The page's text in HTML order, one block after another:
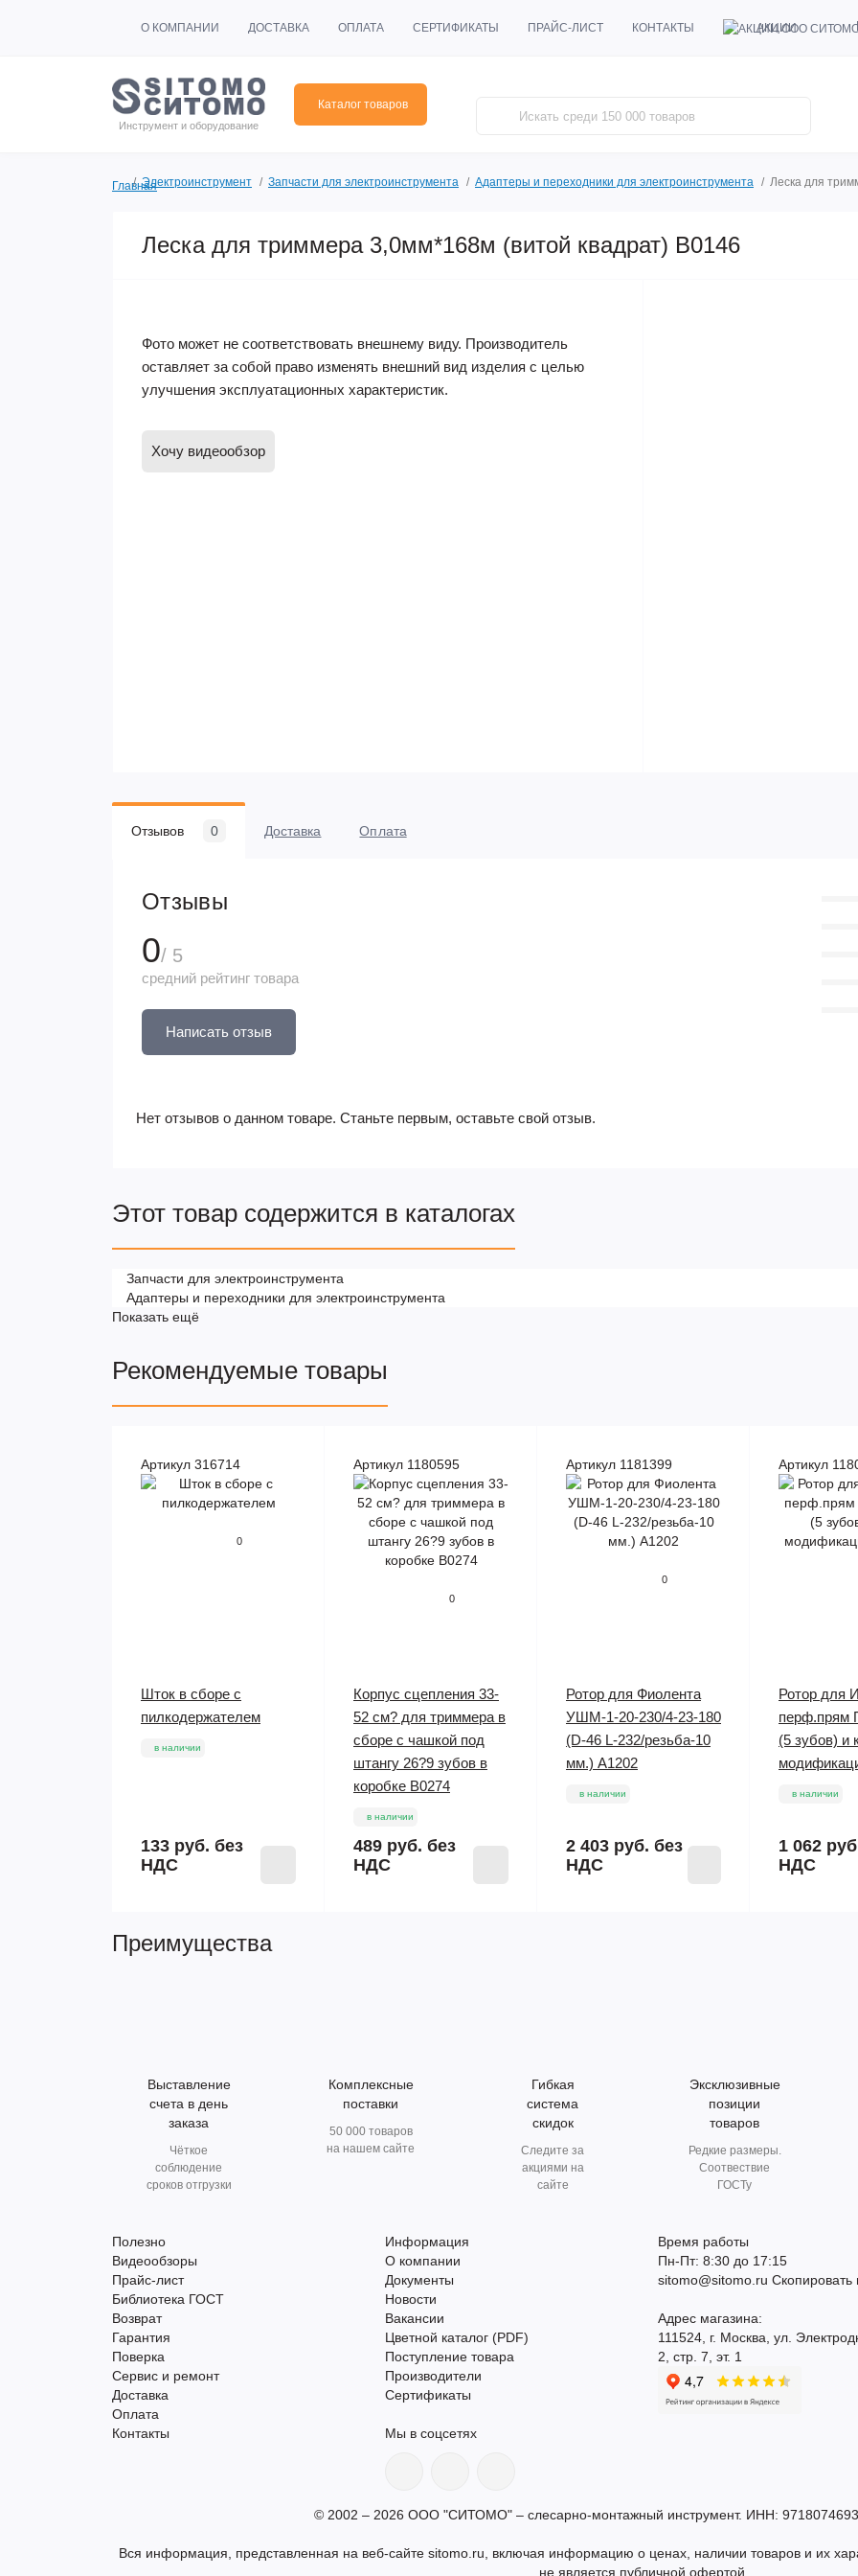
О КОМПАНИИ ДОСТАВКА ОПЛАТА СЕРТИФИКАТЫ ПРАЙС-ЛИСТ КОНТАКТЫ АКЦИИ
Инструмент и оборудование
Каталог товаров
ГлавнаяЭлектроинструмент Запчасти для электроинструмента Адаптеры и переходники для электроинструмента Леска для
Леска для триммера 3,0мм*168м (витой квадрат) B0146
Фото может не соответствовать внешнему виду. Производитель
оставляет за собой право изменять внешний вид изделия с целью
улучшения эксплуатационных характеристик.
Хочу видеообзор
Отзывов 0 Доставка Оплата
Отзывы
0/ 5
средний рейтинг товара
Написать отзыв
Нет отзывов о данном товаре. Станьте первым, оставьте свой отзыв.
Этот товар содержится в каталогах
Запчасти для электроинструмента
Адаптеры и переходники для электроинструмента
Показать ещё
Рекомендуемые товары
Артикул 316714
0
Шток в сборе с
пилкодержателем
в наличии
133 руб. без
НДС
Артикул 1180595
0
Корпус сцепления 33-
52 см? для триммера в
сборе с чашкой под
штангу 26?9 зубов в
коробке B0274
в наличии
489 руб. без
НДС
Артикул 1181399
0
Ротор для Фиолента
УШМ-1-20-230/4-23-180
(D-46 L-232/резьба-10
мм.) A1202
в наличии
2 403 руб. без
НДС
Артикул
Ротор для
перф.прям
(5 зубов) и
в наличии
1 062
НДС
Преимущества
Выставление
счета в день
заказа
Чёткое
соблюдение
сроков отгрузки
Комплексные
поставки
50 000 товаров
на нашем сайте
Гибкая
система
скидок
Следите за
акциями на
сайте
Эксклюзивные
позиции
товаров
Редкие размеры.
Соотвествие
ГОСТу
Полезно
Видеообзоры
Прайс-лист
Библиотека ГОСТ
Возврат
Гарантия
Поверка
Сервис и ремонт
Доставка
Оплата
Контакты
Информация
О компании
Документы
Новости
Вакансии
Цветной каталог (PDF)
Поступление товара
Производители
Сертификаты
Мы в соцсетях
Время работы
Пн-Пт: 8:30 до 17:15
sitomo@sitomo.ru Скопировать
Адрес магазина:
111524, г. Москва, ул.
2, стр. 7, эт. 1
© 2002 – 2026 ООО "СИТОМО" – слесарно-монтажный инструмент. ИНН:
Вся информация, представленная на веб-сайте sitomo.ru, включая информацию о ценах, наличии товаров и их
не является публичной офертой.